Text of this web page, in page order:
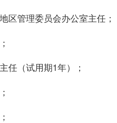
区管理委员会办公室主任；
任（试用期1年）；